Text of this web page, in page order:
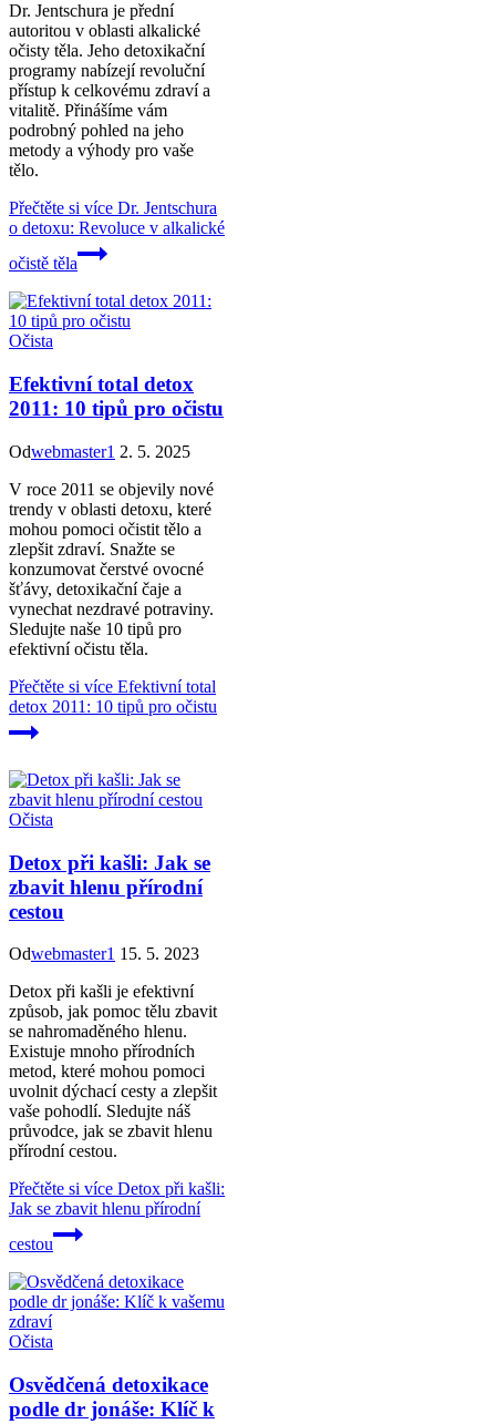
Dr. Jentschura je přední
autoritou v oblasti alkalické
očisty těla. Jeho detoxikační
programy nabízejí revoluční
přístup k celkovému zdraví a
vitalitě. Přinášíme vám
podrobný pohled na jeho
metody a výhody pro vaše
tělo.
Přečtěte si více Dr. Jentschura
o detoxu: Revoluce v alkalické
očistě těla
Očista
Efektivní total detox
2011: 10 tipů pro očistu
Odwebmaster1 2. 5. 2025
V roce 2011 se objevily nové
trendy v oblasti detoxu, které
mohou pomoci očistit tělo a
zlepšit zdraví. Snažte se
konzumovat čerstvé ovocné
šťávy, detoxikační čaje a
vynechat nezdravé potraviny.
Sledujte naše 10 tipů pro
efektivní očistu těla.
Přečtěte si více Efektivní total
detox 2011: 10 tipů pro očistu
Očista
Detox při kašli: Jak se
zbavit hlenu přírodní
cestou
Odwebmaster1 15. 5. 2023
Detox při kašli je efektivní
způsob, jak pomoc tělu zbavit
se nahromaděného hlenu.
Existuje mnoho přírodních
metod, které mohou pomoci
uvolnit dýchací cesty a zlepšit
vaše pohodlí. Sledujte náš
průvodce, jak se zbavit hlenu
přírodní cestou.
Přečtěte si více Detox při kašli:
Jak se zbavit hlenu přírodní
cestou
Očista
Osvědčená detoxikace
podle dr jonáše: Klíč k